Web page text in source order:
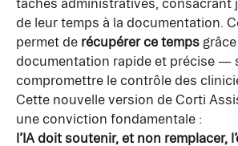
tâches administratives, consacrant
de leur temps à la documentation.
permet de récupérer ce temps
documentation rapide et précise —
compromettre le contrôle des
Cette nouvelle version de Corti
une conviction fondamentale :
l’IA doit soutenir, et non remplacer,